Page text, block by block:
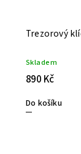
Trezorový
Skladem
890 Kč
Do košíku